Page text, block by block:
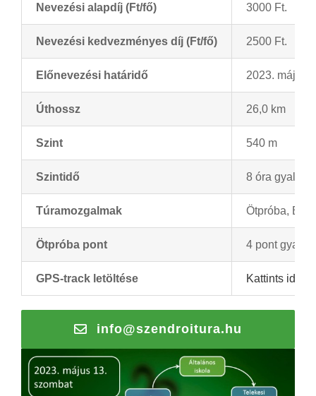
Nevezési alapdíj (Ft/fő) 3000 Ft.
Nevezési kedvezményes díj (Ft/fő) 2500 Ft.
Előnevezési határidő 2023. május
Úthossz 26,0 km
Szint 540 m
Szintidő 8 óra gyalog,
Túramozgalmak Ötpróba,
Ötpróba pont 4 pont
GPS-track letöltése Kattints ide a
info@szendroitura.hu